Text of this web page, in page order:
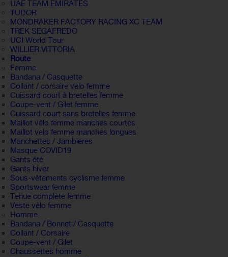
UAE TEAM EMIRATES
TUDOR
MONDRAKER FACTORY RACING XC TEAM
TREK SEGAFREDO
UCI World Tour
WILLIER VITTORIA
Route
Femme
Bandana / Casquette
Collant / corsaire velo femme
Cuissard court à bretelles femme
Coupe-vent / Gilet femme
Cuissard court sans bretelles femme
Maillot vélo femme manches courtes
Maillot velo femme manches longues
Manchettes / Jambieres
Masque COVID19
Gants été
Gants hiver
Sous-vêtements cyclisme femme
Sportswear femme
Tenue complète femme
Veste vélo femme
Homme
Bandana / Bonnet / Casquette
Collant / Corsaire
Coupe-vent / Gilet
Chaussettes homme